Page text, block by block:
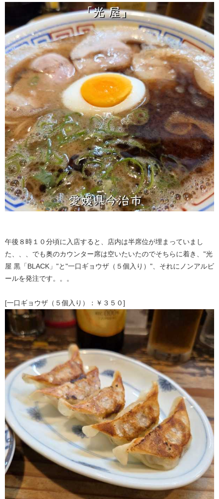
午後８時１０分頃に入店すると、店内は半席位が埋まっていまし
た、、、でも奥のカウンター席は空いたいたのでそちらに着き、"光
屋 黒「BLACK」"と"一口ギョウザ（５個入り）"、それにノンアルビ
ールを発注です。。。
[一口ギョウザ（５個入り）：￥３５０]